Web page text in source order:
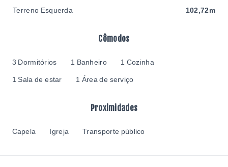
Cômodos
3 Dormitórios 1 Banheiro 1 Cozinha
1 Sala de estar 1 Área de serviço
Proximidades
Capela Igreja Transporte público
Terreno Esquerda 102,72m